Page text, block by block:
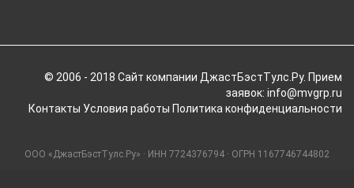
© 2006 - 2018 Cайт компании ДжастБэстТулс.Ру. Прием
заявок: info@mvgrp.ru
Контакты Условия работы Политика конфиденциальности
ООО «ДжастБэстТулс.Ру» · ИНН 7724376794 · ОГРН 1167746744802